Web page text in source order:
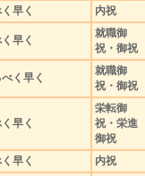
早く 内祝
早く
就職御
祝・御祝
く早く
就職御
祝・御祝
早く
栄転御
祝・栄進
御祝
早く 内祝